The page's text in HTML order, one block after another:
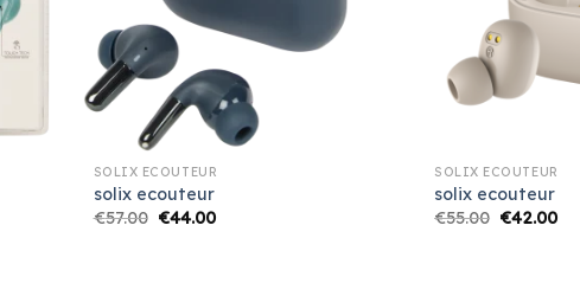
SOLIX ECOUTEUR
solix ecouteur
€57.00 €44.00
SOLIX ECOUTEUR
solix ecouteur
€55.00 €42.00